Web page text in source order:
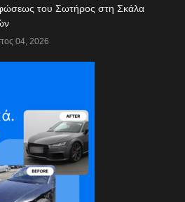
του Σωτήρος στη Σκάλα
04, 2026